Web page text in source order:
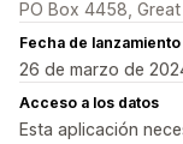
PO Box 4458,
Fecha de lanzamiento
26 de marzo de
Acceso a los datos
Esta aplicación